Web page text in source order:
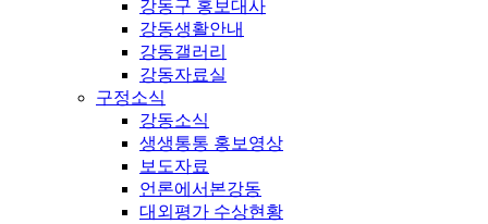
강동구 홍보대사
강동생활안내
강동갤러리
강동자료실
구정소식
강동소식
생생통통 홍보영상
보도자료
언론에서본강동
대외평가 수상현황